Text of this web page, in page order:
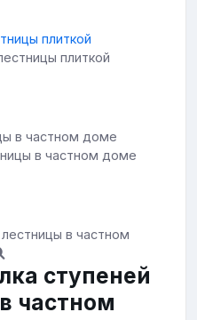
плиткой
в частном доме
ступеней
частном